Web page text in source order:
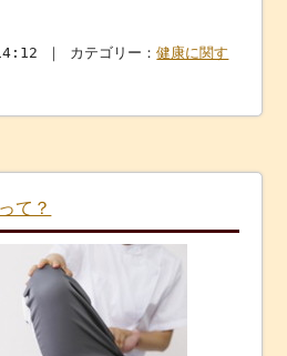
｜ カテゴリー：健康に関す
て？